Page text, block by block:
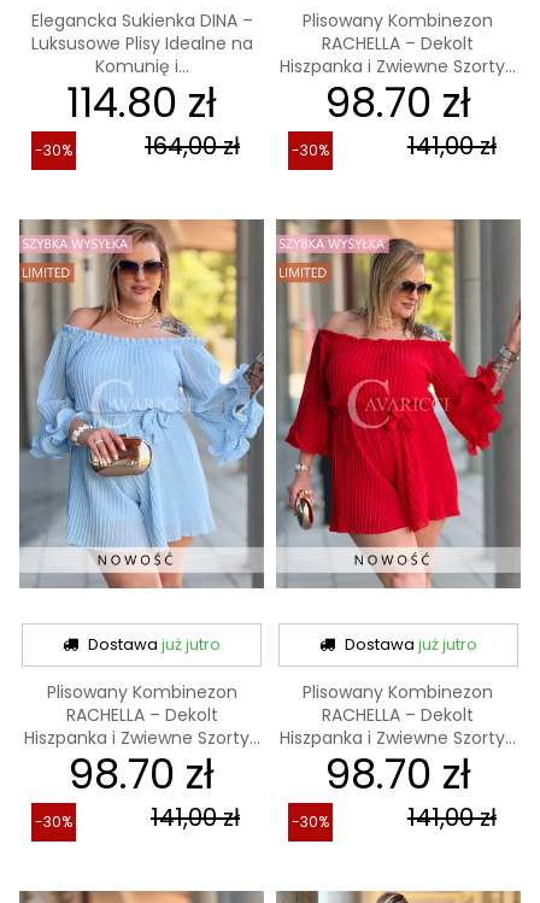
Elegancka Sukienka DINA –
Luksusowe Plisy Idealne na
Komunię i...
114.80 zł
164,00 zł
-30%
Plisowany Kombinezon
RACHELLA – Dekolt
Hiszpanka i Zwiewne Szorty...
98.70 zł
141,00 zł
-30%
Dostawajuż jutro
Plisowany Kombinezon
RACHELLA – Dekolt
Hiszpanka i Zwiewne Szorty...
98.70 zł
141,00 zł
-30%
Dostawa już jutro
Plisowany Kombinezon
RACHELLA – Dekolt
Hiszpanka i Zwiewne Szorty...
98.70 zł
141,00 zł
-30%